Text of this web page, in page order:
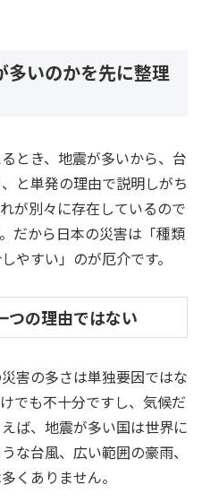
多いのかを先に整理
とき、地震が多いから、台
と単発の理由で説明しがち
が別々に存在しているので
だから日本の災害は「種類
やすい」のが厄介です。
つの理由ではない
害の多さは単独要因ではな
でも不十分ですし、気候だ
ば、地震が多い国は世界に
な台風、広い範囲の豪雨、
くありません。